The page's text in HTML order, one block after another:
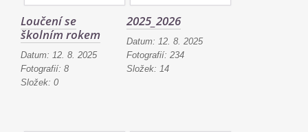
Loučení se
školním rokem
Datum: 12. 8. 2025
Fotografií: 8
Složek: 0
2025_2026
Datum: 12. 8. 2025
Fotografií: 234
Složek: 14